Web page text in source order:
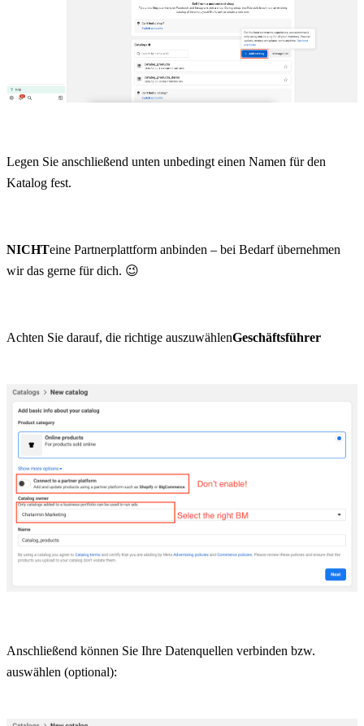
Legen Sie anschließend unten unbedingt einen Namen für den
Katalog fest.
NICHTeine Partnerplattform anbinden – bei Bedarf übernehmen
wir das gerne für dich. 😉
Achten Sie darauf, die richtige auszuwählenGeschäftsführer
Anschließend können Sie Ihre Datenquellen verbinden bzw.
auswählen (optional):